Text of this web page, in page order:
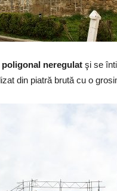
neregulat şi se
din piatră brută cu o